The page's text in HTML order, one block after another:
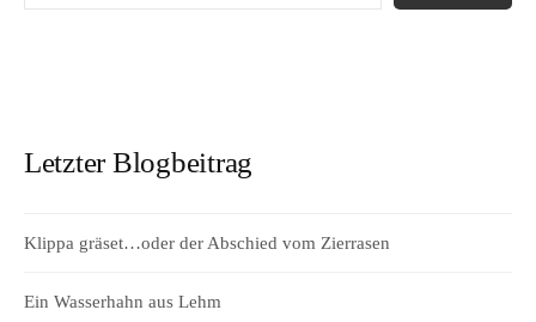
Letzter Blogbeitrag
Klippa gräset…oder der Abschied vom Zierrasen
Ein Wasserhahn aus Lehm